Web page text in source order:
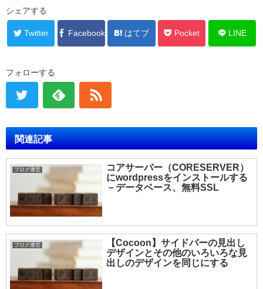
シェアする
Twitter Facebook はてブ Pocket LINE
フォローする
関連記事
ブログ運営
コアサーバー（CORESERVER）
にwordpressをインストールする
－データベース、無料SSL
ブログ運営
【Cocoon】サイドバーの見出し
デザインとその他のいろいろな見
出しのデザインを同じにする